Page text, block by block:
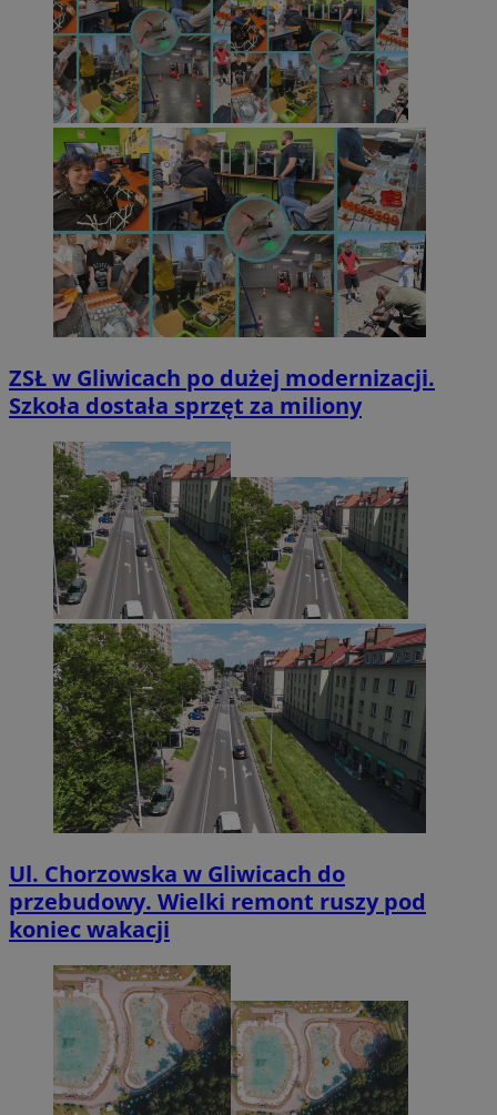
ZSŁ w Gliwicach po dużej modernizacji.
Szkoła dostała sprzęt za miliony
Ul. Chorzowska w Gliwicach do
przebudowy. Wielki remont ruszy pod
koniec wakacji